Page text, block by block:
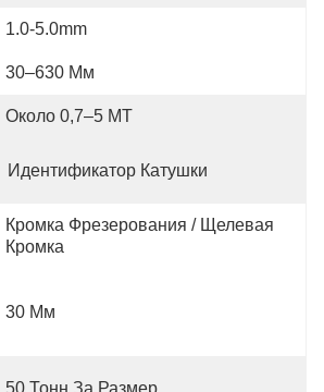
1.0-5.0mm
30–630 Мм
Около 0,7–5 МТ
Идентификатор Катушки
Кромка Фрезерования / Щелевая
Кромка
30 Мм
50 Тонн За Размер